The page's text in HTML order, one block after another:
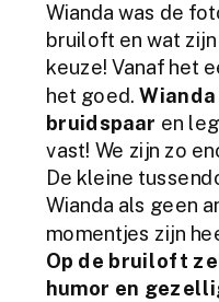
Wianda was de
bruiloft en wat
keuze! Vanaf het
het goed.
bruidspaar en
vast! We zijn zo
De kleine
Wianda als geen
momentjes zijn
Op de bruiloft
humor en